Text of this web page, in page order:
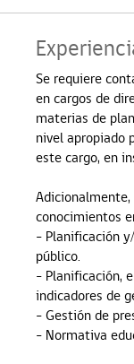
Se requiere
en cargos de
materias de
nivel apropiado
este cargo, en
conocimientos
- Planificación
público.
- Planificación,
indicadores de
- Gestión de
- Normativa